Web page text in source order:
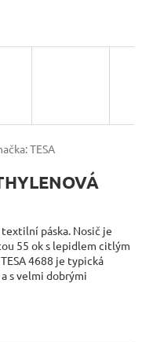
TESA
páska. Nosič je
55 ok s lepidlem citlým
4688 je typická
s velmi dobrými